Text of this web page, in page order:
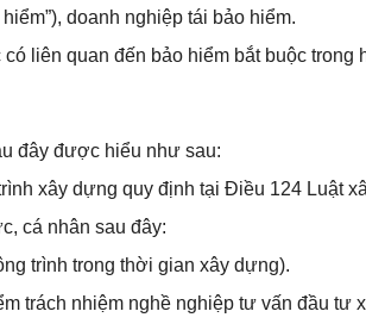
doanh nghiệp tái bảo hiểm.
liên quan đến bảo hiểm bắt buộc trong
đây được hiểu như sau:
xây dựng quy định tại Điều 124 Luật
cá nhân sau đây:
trình trong thời gian xây dựng).
trách nhiệm nghề nghiệp tư vấn đầu tư